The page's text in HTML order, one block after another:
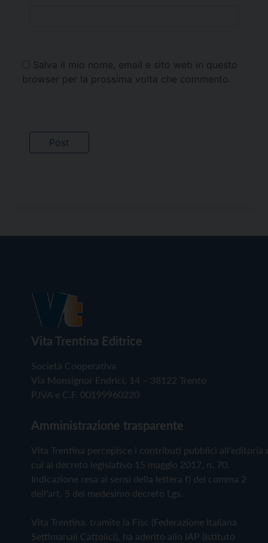
Salva il mio nome, email e sito web in questo
browser per la prossima volta che commento.
Vita Trentina Editrice
Società Cooperativa
Via Monsignor Endrici, 14 – 38122 Trento
P.IVA e C.F. 00199960220
Amministrazione trasparente
Vita Trentina percepisce i contributi pubblici all'editoria
cui al decreto legislativo 15 maggio 2017, n. 70.
Indicazione resa ai sensi della lettera f) del comma 2
dell'art. 5 del medesimo decreto Lgs.
Vita Trentina, tramite la Fisc (Federazione Italiana
Settimanali Cattolici), ha aderito allo IAP (Istituto